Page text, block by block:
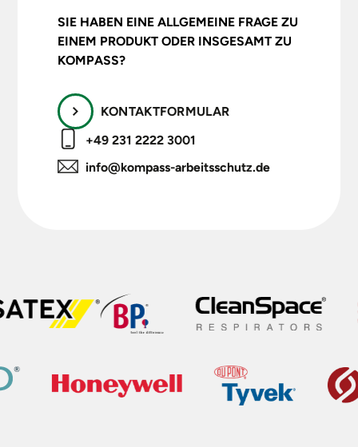
SIE HABEN EINE ALLGEMEINE FRAGE ZU
EINEM PRODUKT ODER INSGESAMT ZU
KOMPASS?
KONTAKTFORMULAR
+49 231 2222 3001
info@kompass-arbeitsschutz.de